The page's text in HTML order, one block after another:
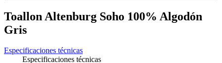
Toallon Altenburg Soho 100% Algodón
Gris
Especificaciones técnicas
Especificaciones técnicas